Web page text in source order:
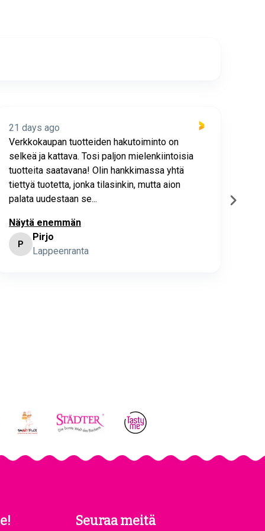
21 days ago
Verkkokaupan tuotteiden hakutoiminto on
selkeä ja kattava. Tosi paljon mielenkiintoisia
tuotteita saatavana! Olin hankkimassa yhtä
tiettyä tuotetta, jonka tilasinkin, mutta aion
palata uudestaan se...
Näytä enemmän
P
Pirjo
Lappeenranta
Seuraa meitä